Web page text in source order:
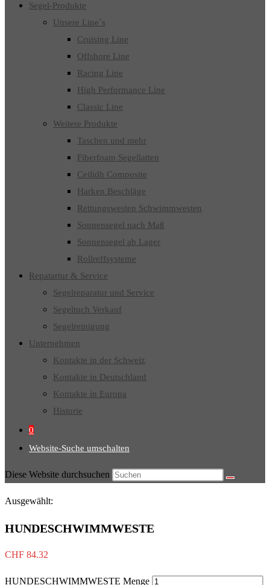
Segel-Produkte
Unsere Line´s
Cruising Line
Offshore Line
Racing Line
High Performance Line
Classic Line
Weitere Produkte
Taschen und mehr
Fiberfoam Segellatten
Ceilidh Composite
Harken Beschläge
Rettungswesten Schwimmwesten
Sonnensegel nach Maß
Sonnensegel ab Lager
Rollreffsysteme
Repatartur & Service
Segelreparatur und Service
Segeltuch Verkauf
Segelreinigung
Unternehmen
Kontakte in der Schweiz
Kontakte in Deutschland
Kontakte in Europa
Historie
0
Website-Suche umschalten
Diese Website durchsuchen
Ausgewählt:
HUNDESCHWIMMWESTE
CHF 84.32
HUNDESCHWIMMWESTE Menge